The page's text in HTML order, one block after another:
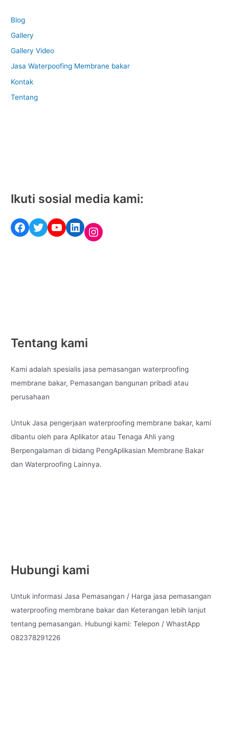
Blog
Gallery
Gallery Video
Jasa Waterpoofing Membrane bakar
Kontak
Tentang
Ikuti sosial media kami:
Facebook
Twitter YouTube LinkedIn Instagram
Tentang kami
Kami adalah spesialis jasa pemasangan waterproofing
membrane bakar, Pemasangan bangunan pribadi atau
perusahaan
Untuk Jasa pengerjaan waterproofing membrane bakar, kami
dibantu oleh para Aplikator atau Tenaga Ahli yang
Berpengalaman di bidang PengAplikasian Membrane Bakar
dan Waterproofing Lainnya.
Hubungi kami
Untuk informasi Jasa Pemasangan / Harga jasa pemasangan
waterproofing membrane bakar dan Keterangan lebih lanjut
tentang pemasangan. Hubungi kami: Telepon / WhastApp
082378291226